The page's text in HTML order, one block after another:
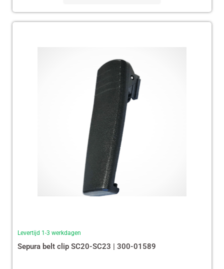
Levertijd 1-3 werkdagen
Sepura belt clip SC20-SC23 | 300-01589